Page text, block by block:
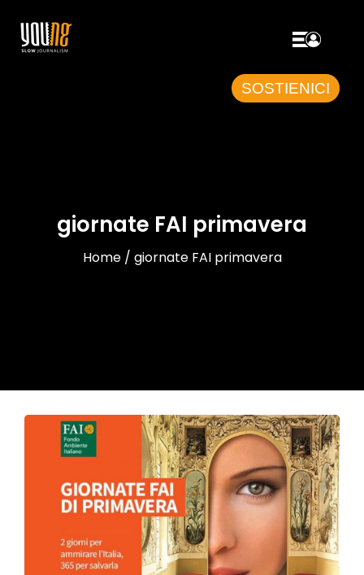
SOSTIENICI
giornate FAI primavera
Home / giornate FAI primavera